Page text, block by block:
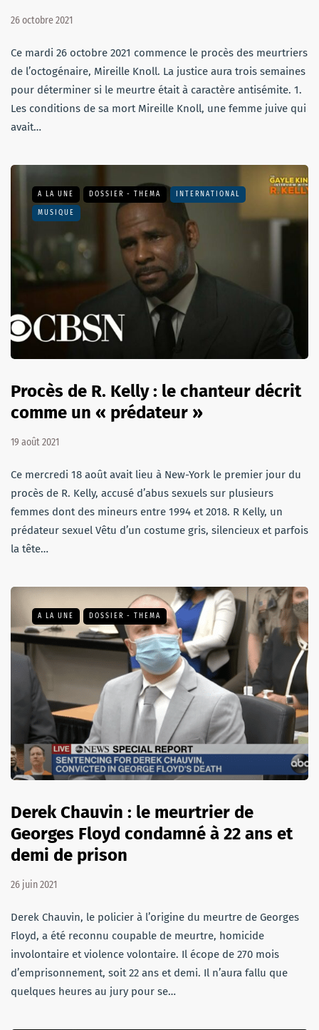
26 octobre 2021
Ce mardi 26 octobre 2021 commence le procès des meurtriers
de l’octogénaire, Mireille Knoll. La justice aura trois semaines
pour déterminer si le meurtre était à caractère antisémite. 1.
Les conditions de sa mort Mireille Knoll, une femme juive qui
avait…
A LA UNE DOSSIER - THEMA INTERNATIONAL
MUSIQUE
Procès de R. Kelly : le chanteur décrit
comme un « prédateur »
19 août 2021
Ce mercredi 18 août avait lieu à New-York le premier jour du
procès de R. Kelly, accusé d’abus sexuels sur plusieurs
femmes dont des mineurs entre 1994 et 2018. R Kelly, un
prédateur sexuel Vêtu d’un costume gris, silencieux et parfois
la tête…
A LA UNE DOSSIER - THEMA
Derek Chauvin : le meurtrier de
Georges Floyd condamné à 22 ans et
demi de prison
26 juin 2021
Derek Chauvin, le policier à l’origine du meurtre de Georges
Floyd, a été reconnu coupable de meurtre, homicide
involontaire et violence volontaire. Il écope de 270 mois
d’emprisonnement, soit 22 ans et demi. Il n’aura fallu que
quelques heures au jury pour se…